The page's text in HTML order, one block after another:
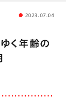
2023.07.04
く年齢の